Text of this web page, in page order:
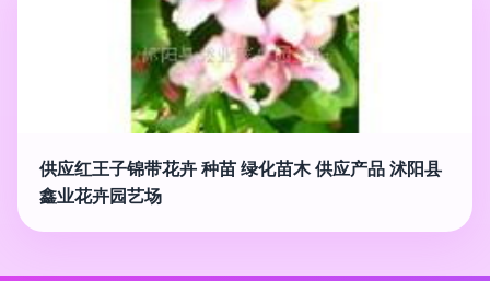
供应红王子锦带花卉 种苗 绿化苗木 供应产品 沭阳县
鑫业花卉园艺场